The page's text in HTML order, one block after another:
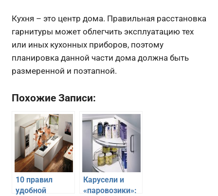
Кухня – это центр дома. Правильная расстановка
гарнитуры может облегчить эксплуатацию тех
или иных кухонных приборов, поэтому
планировка данной части дома должна быть
размеренной и поэтапной.
Похожие Записи:
10 правил
удобной
Карусели и
«паровозики»: